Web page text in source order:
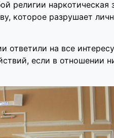
религии наркотическая
которое разрушает
ответили на все
если в отношении